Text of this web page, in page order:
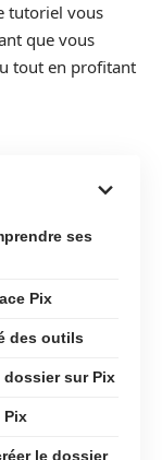
tutoriel vous
que vous
tout en profitant
ses
Pix
des outils
dossier sur Pix
Pix
le dossier